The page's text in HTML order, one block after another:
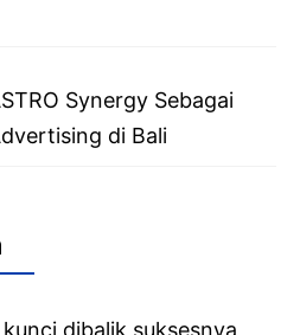
Synergy Sebagai
di Bali
dibalik suksesnya